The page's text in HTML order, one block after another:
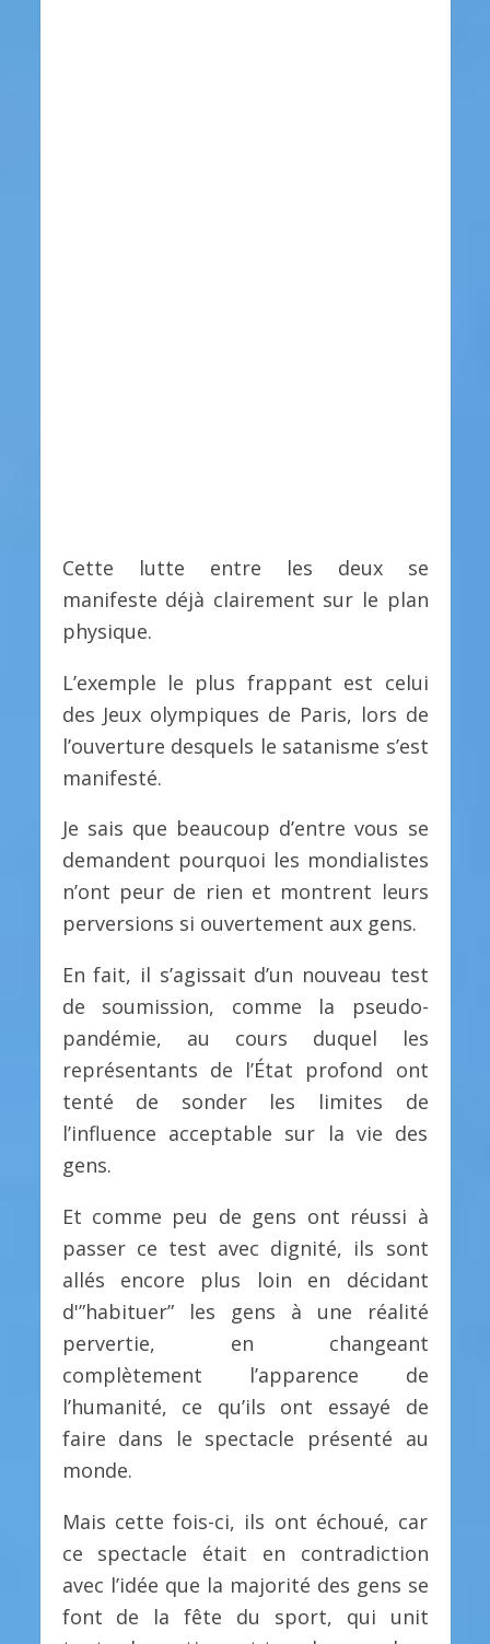
Cette lutte entre les deux se
manifeste déjà clairement sur le plan
physique.
L’exemple le plus frappant est celui
des Jeux olympiques de Paris, lors de
l’ouverture desquels le satanisme s’est
manifesté.
Je sais que beaucoup d’entre vous se
demandent pourquoi les mondialistes
n’ont peur de rien et montrent leurs
perversions si ouvertement aux gens.
En fait, il s’agissait d’un nouveau test
de soumission, comme la pseudo-
pandémie, au cours duquel les
représentants de l’État profond ont
tenté de sonder les limites de
l’influence acceptable sur la vie des
gens.
Et comme peu de gens ont réussi à
passer ce test avec dignité, ils sont
allés encore plus loin en décidant
d'”habituer” les gens à une réalité
pervertie, en changeant
complètement l’apparence de
l’humanité, ce qu’ils ont essayé de
faire dans le spectacle présenté au
monde.
Mais cette fois-ci, ils ont échoué, car
ce spectacle était en contradiction
avec l’idée que la majorité des gens se
font de la fête du sport, qui unit